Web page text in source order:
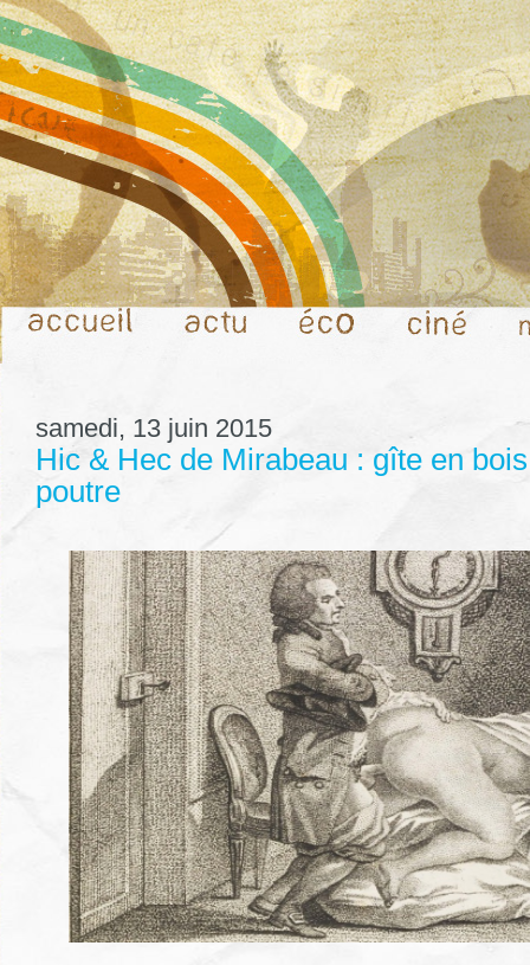
samedi, 13 juin 2015
Hic & Hec de Mirabeau : gîte en
poutre